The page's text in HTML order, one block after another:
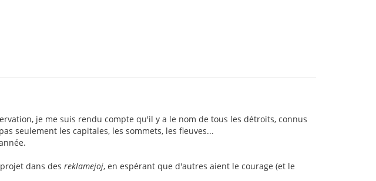
je me suis rendu compte qu'il y a le nom de tous les détroits, connus
seulement les capitales, les sommets, les fleuves...
dans des reklamejoj, en espérant que d'autres aient le courage (et le